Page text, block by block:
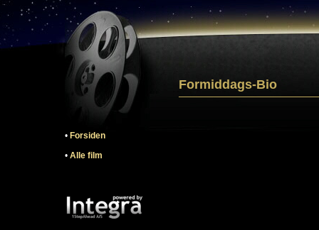
• Forsiden
• Alle film
Formiddags-Bio